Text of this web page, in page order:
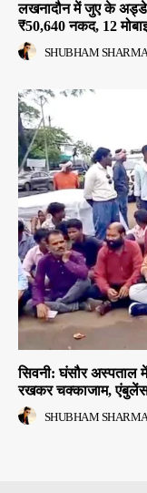
लखनादौन में जुए के अड्डे
₹50,640 नकद, 12
SHUBHAM
सिवनी: घंसौर अस्पताल
रखकर चक्काजाम,
SHUBHAM